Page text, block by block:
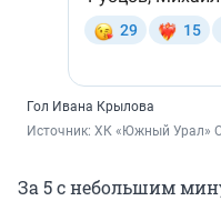
Гол Ивана Крылова
Источник: ХК «Южный Урал»
За 5 с небольшим